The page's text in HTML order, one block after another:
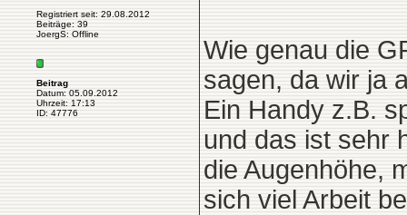
Registriert seit: 29.08.2012
Beiträge: 39
JoergS: Offline
Beitrag
Datum: 05.09.2012
Uhrzeit: 17:13
ID: 47776
Wie genau die
sagen, da wir ja
Ein Handy z.B.
und das ist sehr
die Augenhöhe,
sich viel Arbeit